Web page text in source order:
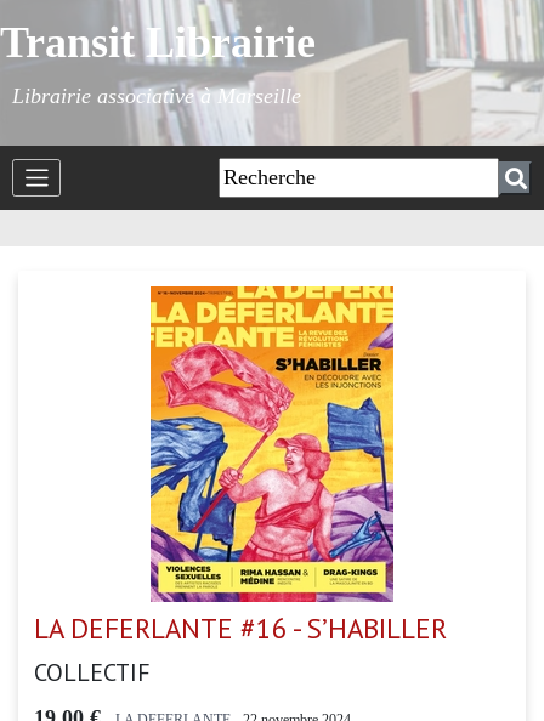
Transit Librairie
Librairie associative à Marseille
LA DEFERLANTE #16 - S’HABILLER
COLLECTIF